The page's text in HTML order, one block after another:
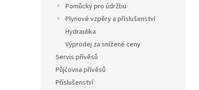
Pomůcky pro údržbu
Plynové vzpěry a příslušenství
Hydraulika
Výprodej za snížené ceny
Servis přívěsů
Půjčovna přívěsů
Příslušenství